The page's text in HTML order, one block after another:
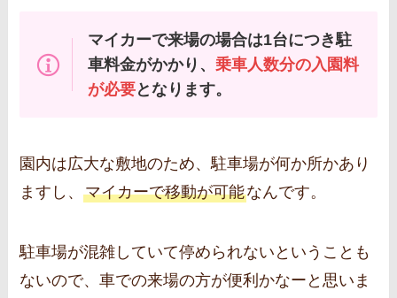
マイカーで来場の場合は1台につき駐
車料金がかかり、 乗車人数分の入園料
が必要となります。
園内は広大な敷地のため、駐車場が何か所かあり
ますし、マイカーで移動が可能なんです。
駐車場が混雑していて停められないということも
ないので、車での来場の方が便利かなーと思いま